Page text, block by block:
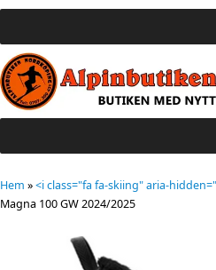
Hem »<i class="fa fa-skiing" aria-
Magna 100 GW 2024/2025